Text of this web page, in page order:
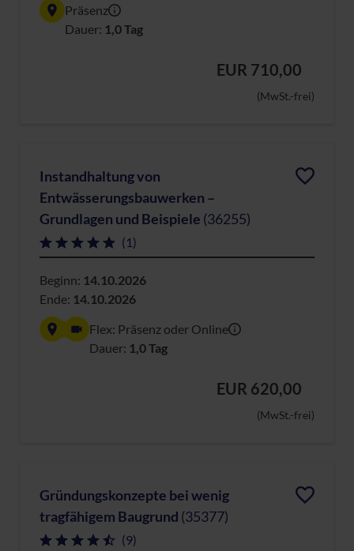
Präsenz
Dauer: 1,0 Tag
EUR 710,00
(MwSt.-frei)
Instandhaltung von
Entwässerungsbauwerken –
Grundlagen und Beispiele (36255)
(1)
Beginn: 14.10.2026
Ende: 14.10.2026
Flex: Präsenz oder Online
Dauer: 1,0 Tag
EUR 620,00
(MwSt.-frei)
Gründungskonzepte bei wenig
tragfähigem Baugrund (35377)
(9)